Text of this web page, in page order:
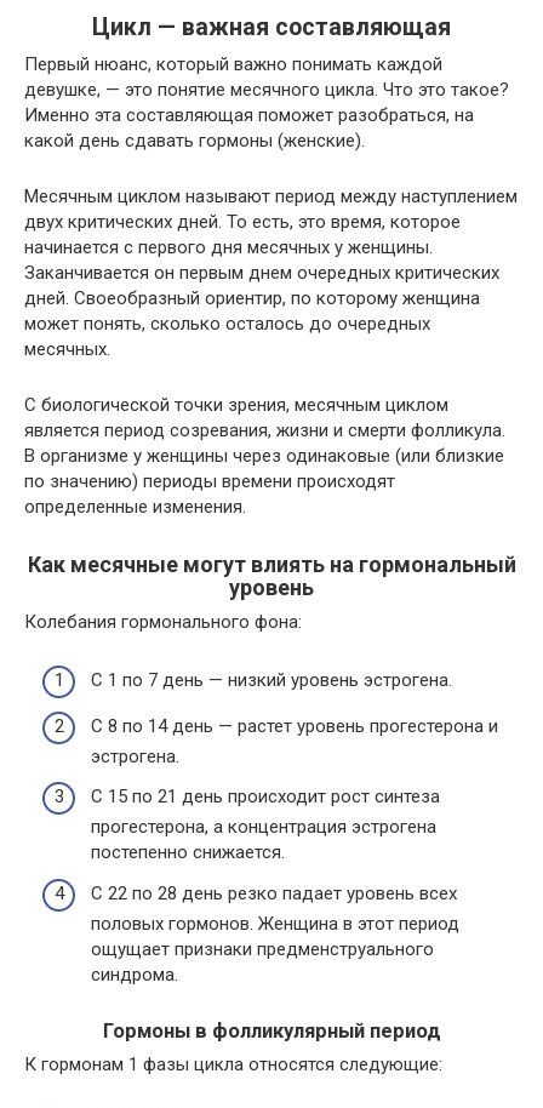
Цикл — важная составляющая
Первый нюанс, который важно понимать каждой
девушке, — это понятие месячного цикла. Что это такое?
Именно эта составляющая поможет разобраться, на
какой день сдавать гормоны (женские).
Месячным циклом называют период между наступлением
двух критических дней. То есть, это время, которое
начинается с первого дня месячных у женщины.
Заканчивается он первым днем очередных критических
дней. Своеобразный ориентир, по которому женщина
может понять, сколько осталось до очередных
месячных.
С биологической точки зрения, месячным циклом
является период созревания, жизни и смерти фолликула.
В организме у женщины через одинаковые (или близкие
по значению) периоды времени происходят
определенные изменения.
Как месячные могут влиять на гормональный
уровень
Колебания гормонального фона:
С 1 по 7 день — низкий уровень эстрогена.
С 8 по 14 день — растет уровень прогестерона и
эстрогена.
С 15 по 21 день происходит рост синтеза
прогестерона, а концентрация эстрогена
постепенно снижается.
С 22 по 28 день резко падает уровень всех
половых гормонов. Женщина в этот период
ощущает признаки предменструального
синдрома.
Гормоны в фолликулярный период
К гормонам 1 фазы цикла относятся следующие: